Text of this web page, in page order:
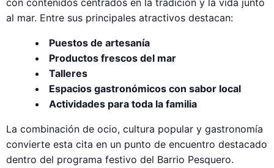
al mar. Entre sus principales atractivos destacan:
Puestos de artesanía
Productos frescos del mar
Talleres
Espacios gastronómicos con sabor local
Actividades para toda la familia
La combinación de ocio, cultura popular y gastronomía
convierte esta cita en un punto de encuentro destacado
dentro del programa festivo del Barrio Pesquero.